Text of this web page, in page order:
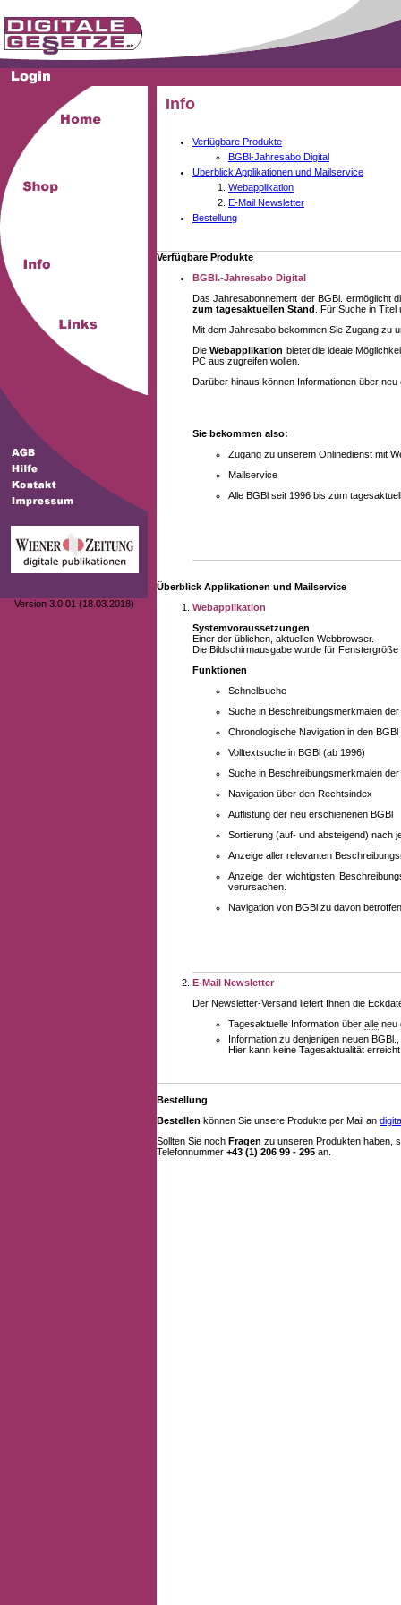
Version 3.0.01 (18.03.2018)
Info
Verfügbare Produkte
BGBl-Jahresabo Digital
Überblick Applikationen und Mailservice
Webapplikation
E-Mail Newsletter
Bestellung
Verfügbare Produkte
BGBl.-Jahresabo Digital
Das Jahresabonnement der BGBl. ermöglicht
zum tagesaktuellen Stand . Für Suche in
Mit dem Jahresabo bekommen Sie Zugang zu
DieWebapplikation bietet die ideale
PC aus zugreifen wollen.
Darüber hinaus können Informationen über
Sie bekommen also:
Zugang zu unserem Onlinedienst mit
Mailservice
Alle BGBl seit 1996 bis zum
Überblick Applikationen und Mailservice
Webapplikation
Systemvoraussetzungen
Einer der üblichen, aktuellen Webbrowser.
Die Bildschirmausgabe wurde für
Funktionen
Schnellsuche
Suche in Beschreibungsmerkmalen
Chronologische Navigation in den BGBl
Volltextsuche in BGBl (ab 1996)
Suche in Beschreibungsmerkmalen
Navigation über den Rechtsindex
Auflistung der neu erschienenen BGBl
Sortierung (auf- und absteigend) nach
Anzeige aller relevanten
Anzeige der wichtigsten
verursachen.
Navigation von BGBl zu davon
E-Mail Newsletter
Der Newsletter-Versand liefert Ihnen die
Tagesaktuelle Information über alle neu
Information zu denjenigen neuen
Hier kann keine Tagesaktualität
Bestellung
Bestellen können Sie unsere Produkte per Mail an
Sollten Sie noch Fragen zu unseren Produkten haben,
Telefonnummer +43 (1) 206 99 - 295 an.